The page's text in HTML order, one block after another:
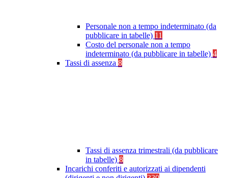
Personale non a tempo indeterminato (da
pubblicare in tabelle) 11
Costo del personale non a tempo
indeterminato (da pubblicare in tabelle) 4
Tassi di assenza 8
Tassi di assenza trimestrali (da pubblicare
in tabelle) 8
Incarichi conferiti e autorizzati ai dipendenti